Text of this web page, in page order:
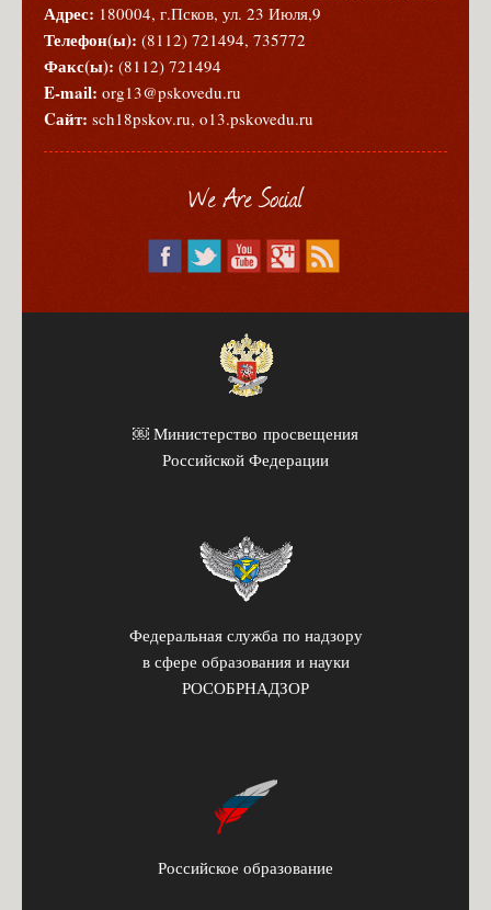
Адрес: 180004, г.Псков, ул. 23 Июля,9
Телефон(ы): (8112) 721494, 735772
Факс(ы): (8112) 721494
E-mail: org13@pskovedu.ru
Cайт: sch18pskov.ru, o13.pskovedu.ru
We Are Social
￼ Министерство просвещения
Российской Федерации
Федеральная служба по надзору
в сфере образования и науки
РОСОБРНАДЗОР
Российское образование